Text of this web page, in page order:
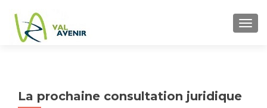
La prochaine consultation juridique